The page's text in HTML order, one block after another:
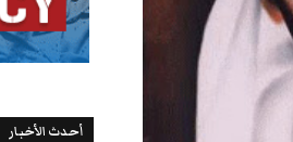
أحدث الأخبار